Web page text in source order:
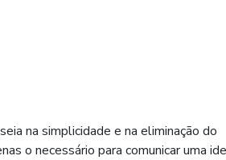
na simplicidade e na eliminação do
o necessário para comunicar uma